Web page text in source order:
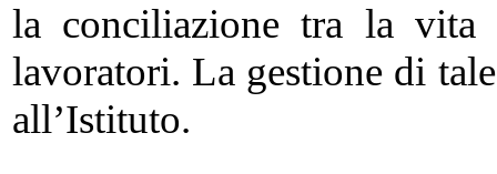
la conciliazione tra la
lavoratori. La gestione di
all’Istituto.